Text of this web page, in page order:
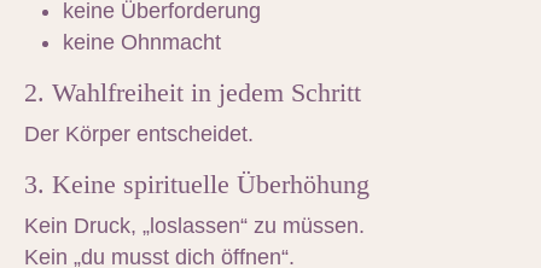
keine Überforderung
keine Ohnmacht
2. Wahlfreiheit in jedem Schritt
Der Körper entscheidet.
3. Keine spirituelle Überhöhung
Kein Druck, „loslassen“ zu müssen.
Kein „du musst dich öffnen“.